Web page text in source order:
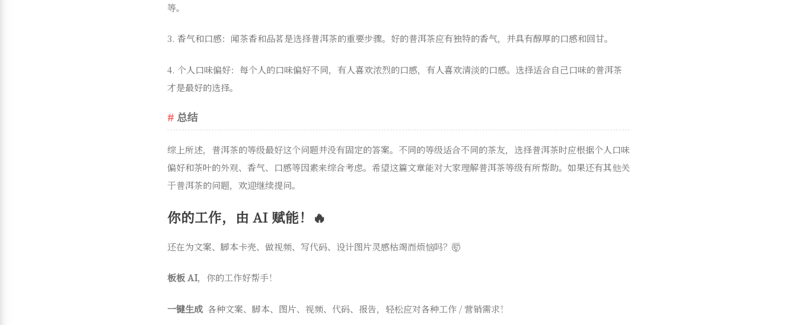
等。
3. 香气和口感：闻茶香和品茗是选择普洱茶的重要步骤。好的普洱茶应有独特的香气，并具有醇厚的口感和回甘。
4. 个人口味偏好：每个人的口味偏好不同，有人喜欢浓烈的口感，有人喜欢清淡的口感。选择适合自己口味的普洱茶
才是最好的选择。
总结
综上所述，普洱茶的等级最好这个问题并没有固定的答案。不同的等级适合不同的茶友，选择普洱茶时应根据个人口味
偏好和茶叶的外观、香气、口感等因素来综合考虑。希望这篇文章能对大家理解普洱茶等级有所帮助。如果还有其他关
于普洱茶的问题，欢迎继续提问。
你的工作，由 AI 赋能！🔥
还在为文案、脚本卡壳、做视频、写代码、设计图片灵感枯竭而烦恼吗？🤯
板板 AI，你的工作好帮手！
一键生成 各种文案、脚本、图片、视频、代码、报告，轻松应对各种工作 / 营销需求！